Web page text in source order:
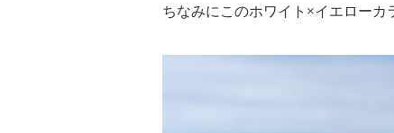
ちなみにこのホワイト×イエローカ